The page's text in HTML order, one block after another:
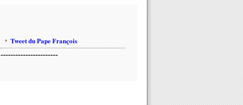
Tweet du Pape François
-----------------------